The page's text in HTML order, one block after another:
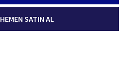
HEMEN SATIN AL